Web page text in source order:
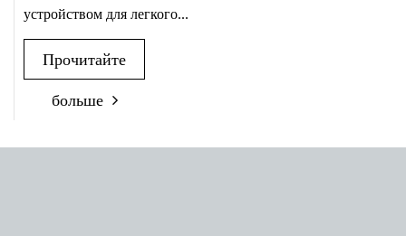
устройством для легкого...
Прочитайте
больше